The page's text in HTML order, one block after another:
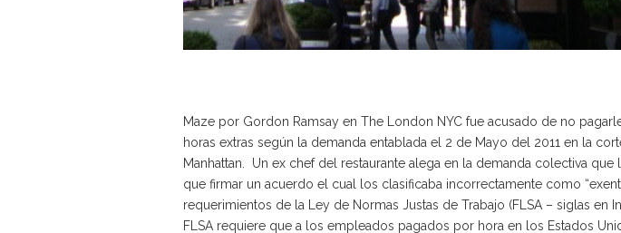
Maze por Gordon Ramsay en The London NYC fue acusado de no
horas extras según la demanda entablada el 2 de Mayo del 2011 en la
Manhattan. Un ex chef del restaurante alega en la demanda colectiva que
que firmar un acuerdo el cual los clasificaba incorrectamente como
requerimientos de la Ley de Normas Justas de Trabajo (FLSA – siglas en
FLSA requiere que a los empleados pagados por hora en los Estados